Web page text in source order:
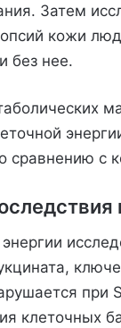
Затем
кожи
без нее.
сравнению с
при
клеточных